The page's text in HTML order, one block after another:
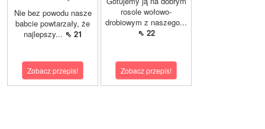
Nie bez powodu nasze
babcie powtarzały, że
najlepszy... ⇖ 21
Zobacz przepis!
rosole wołowo-
drobiowym z naszego...
⇖ 22
Zobacz przepis!